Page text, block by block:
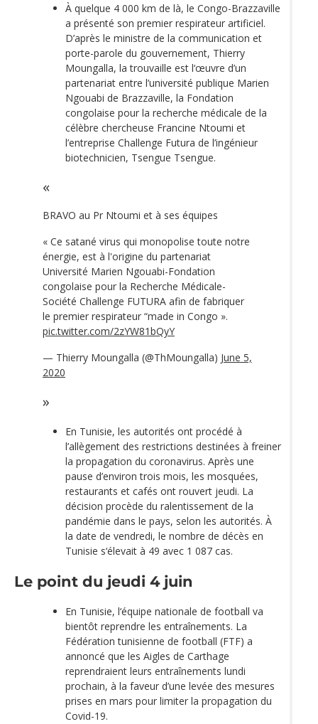
À quelque 4 000 km de là, le Congo-Brazzaville
a présenté son premier respirateur artificiel.
D’après le ministre de la communication et
porte-parole du gouvernement, Thierry
Moungalla, la trouvaille est l‘œuvre d’un
partenariat entre l’université publique Marien
Ngouabi de Brazzaville, la Fondation
congolaise pour la recherche médicale de la
célèbre chercheuse Francine Ntoumi et
l’entreprise Challenge Futura de l’ingénieur
biotechnicien, Tsengue Tsengue.
BRAVO au Pr Ntoumi et à ses équipes
« Ce satané virus qui monopolise toute notre
énergie, est à l'origine du partenariat
Université Marien Ngouabi-Fondation
congolaise pour la Recherche Médicale-
Société Challenge FUTURA afin de fabriquer
le premier respirateur “made in Congo ».
pic.twitter.com/2zYW81bQyY
— Thierry Moungalla (@ThMoungalla) June 5,
2020
En Tunisie, les autorités ont procédé à
l’allègement des restrictions destinées à freiner
la propagation du coronavirus. Après une
pause d’environ trois mois, les mosquées,
restaurants et cafés ont rouvert jeudi. La
décision procède du ralentissement de la
pandémie dans le pays, selon les autorités. À
la date de vendredi, le nombre de décès en
Tunisie s‘élevait à 49 avec 1 087 cas.
Le point du jeudi 4 juin
En Tunisie, l‘équipe nationale de football va
bientôt reprendre les entraînements. La
Fédération tunisienne de football (FTF) a
annoncé que les Aigles de Carthage
reprendraient leurs entraînements lundi
prochain, à la faveur d’une levée des mesures
prises en mars pour limiter la propagation du
Covid-19.